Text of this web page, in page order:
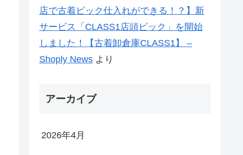
店で古着ピック仕入れができる！？】新
サービス「CLASS1店頭ピック」を開始
しました！【古着卸倉庫CLASS1】 –
Shoply News より
アーカイブ
2026年4月